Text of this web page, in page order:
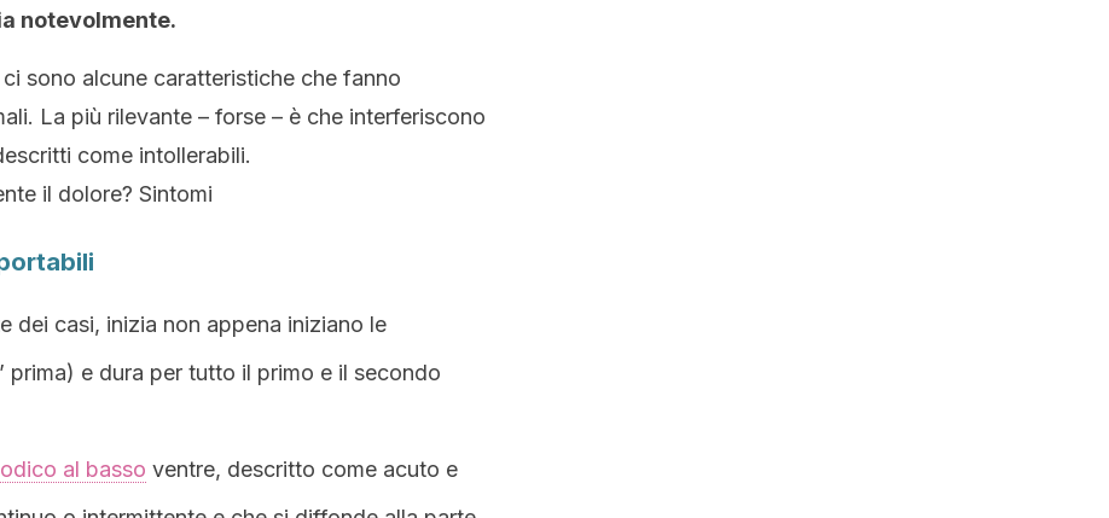
notevolmente.
sono alcune caratteristiche che fanno
La più rilevante – forse – è che interferiscono
come intollerabili.
il dolore? Sintomi
dei casi, inizia non appena iniziano le
prima) e dura per tutto il primo e il secondo
al basso ventre, descritto come acuto e